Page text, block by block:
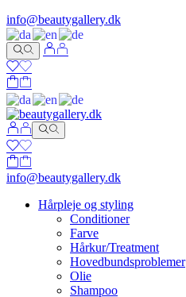
info@beautygallery.dk
info@beautygallery.dk
Hårpleje og styling
Conditioner
Farve
Hårkur/Treatment
Hovedbundsproblemer
Olie
Shampoo